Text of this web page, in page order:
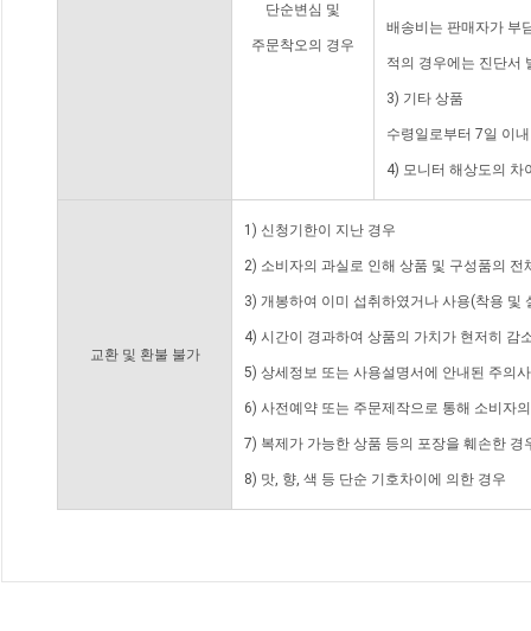
단순변심 및
주문착오의 경우
배송비는 판매자가 부
적의 경우에는 진단서
3) 기타 상품
수령일로부터 7일 이
4) 모니터 해상도의 차
교환 및 환불 불가
1) 신청기한이 지난 경우
2) 소비자의 과실로 인해 상품 및 구성품의
3) 개봉하여 이미 섭취하였거나 사용(착용 및
4) 시간이 경과하여 상품의 가치가 현저히 감
5) 상세정보 또는 사용설명서에 안내된 주의
6) 사전예약 또는 주문제작으로 통해 소비자
7) 복제가 가능한 상품 등의 포장을 훼손한 경
8) 맛, 향, 색 등 단순 기호차이에 의한 경우